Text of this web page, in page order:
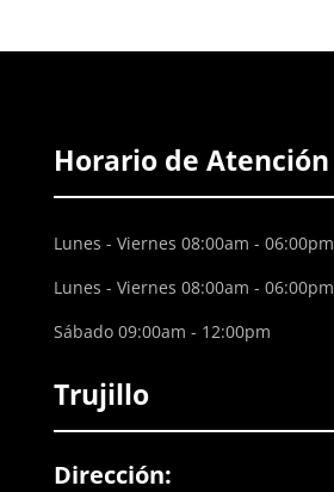
Horario de Atención
Lunes - Viernes 08:00am - 06:00pm
Lunes - Viernes 08:00am - 06:00pm
Sábado 09:00am - 12:00pm
Trujillo
Dirección: